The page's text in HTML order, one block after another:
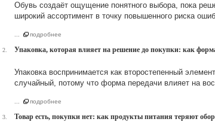
Обувь создаёт ощущение понятного выбора, пока
широкий ассортимент в точку повышенного риска
подробнее
2. Упаковка, которая влияет на решение до покупки: как
Упаковка воспринимается как второстепенный
случайный, потому что форма передачи влияет на
подробнее
3. Товар есть, покупки нет: как продукты питания теряют